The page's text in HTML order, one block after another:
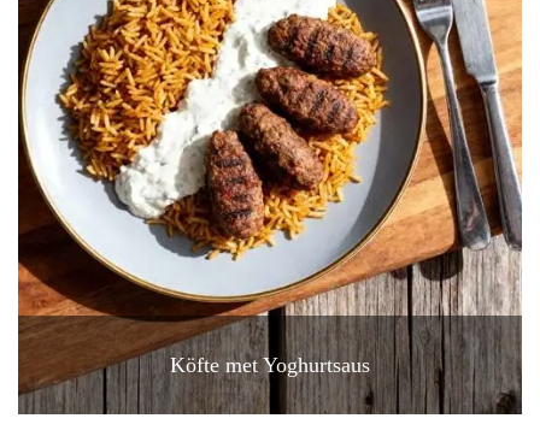
Köfte met Yoghurtsaus